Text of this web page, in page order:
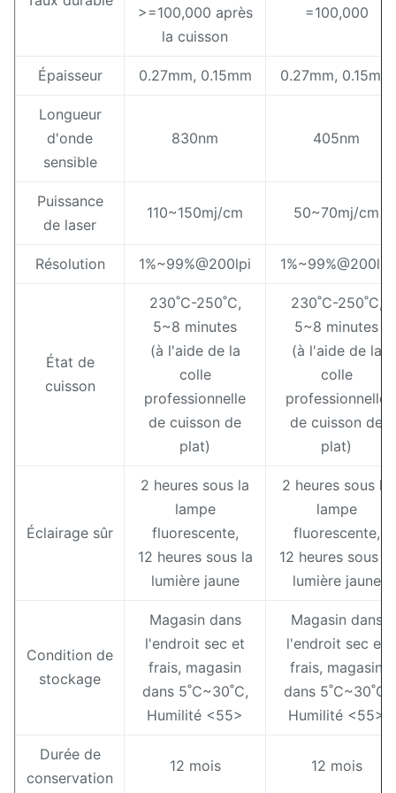
>=100,000 après
la cuisson
=100,000
Épaisseur 0.27mm, 0.15mm 0.27mm, 0.15mm
Longueur
d'onde
sensible
830nm 405nm
Puissance
de laser
110~150mj/cm 50~70mj/cm
Résolution 1%~99%@200lpi 1%~99%@200lpi
État de
cuisson
230˚C-250˚C,
5~8 minutes
(à l'aide de la
colle
professionnelle
de cuisson de
plat)
230˚C-250˚C,
5~8 minutes
(à l'aide de la
colle
professionnelle
de cuisson de
plat)
Éclairage sûr
2 heures sous la
lampe
fluorescente,
12 heures sous la
lumière jaune
2 heures sous la
lampe
fluorescente,
12 heures sous la
lumière jaune
Condition de
stockage
Magasin dans
l'endroit sec et
frais, magasin
dans 5˚C~30˚C,
Humilité <55>
Magasin dans
l'endroit sec et
frais, magasin
dans 5˚C~30˚C,
Humilité <55>
Durée de
conservation
12 mois 12 mois